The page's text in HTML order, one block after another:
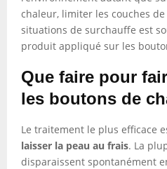
chaleur, limiter les couches
situations de surchauffe est
produit appliqué sur les
Que faire pour
les boutons de
Le traitement le plus efficace
laisser la peau au frais. La
disparaissent spontanément